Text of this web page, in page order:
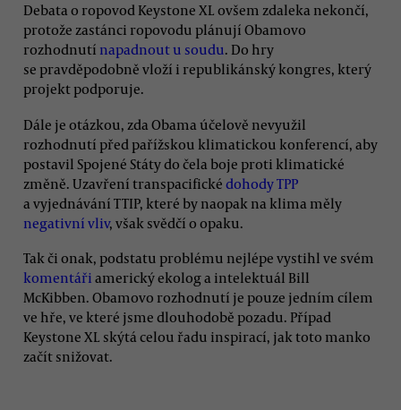
Debata o ropovod Keystone XL ovšem zdaleka nekončí,
protože zastánci ropovodu plánují Obamovo
rozhodnutí napadnout u soudu. Do hry
se pravděpodobně vloží i republikánský kongres, který
projekt podporuje.
Dále je otázkou, zda Obama účelově nevyužil
rozhodnutí před pařížskou klimatickou konferencí, aby
postavil Spojené Státy do čela boje proti klimatické
změně. Uzavření transpacifické dohody TPP
a vyjednávání TTIP, které by naopak na klima měly
negativní vliv, však svědčí o opaku.
Tak či onak, podstatu problému nejlépe vystihl ve svém
komentáři americký ekolog a intelektuál Bill
McKibben. Obamovo rozhodnutí je pouze jedním cílem
ve hře, ve které jsme dlouhodobě pozadu. Případ
Keystone XL skýtá celou řadu inspirací, jak toto manko
začít snižovat.